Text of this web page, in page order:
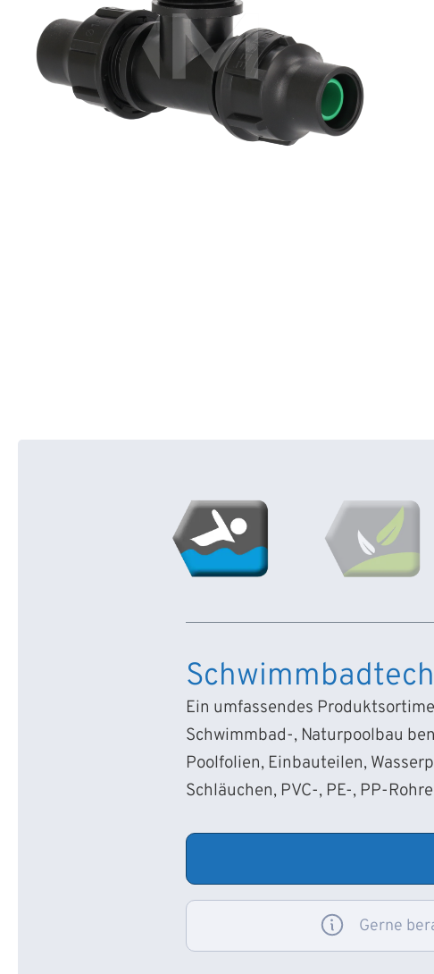
Ein umfassendes
Schwimmbad-, Naturpoolbau
Poolfolien, Einbauteilen,
Schläuchen, PVC-, PE-, PP-
Gerne